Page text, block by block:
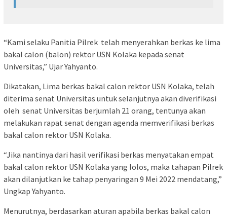
“Kami selaku Panitia Pilrek telah menyerahkan berkas ke lima
bakal calon (balon) rektor USN Kolaka kepada senat
Universitas,” Ujar Yahyanto.
Dikatakan, Lima berkas bakal calon rektor USN Kolaka, telah
diterima senat Universitas untuk selanjutnya akan diverifikasi
oleh senat Universitas berjumlah 21 orang, tentunya akan
melakukan rapat senat dengan agenda memverifikasi berkas
bakal calon rektor USN Kolaka.
“Jika nantinya dari hasil verifikasi berkas menyatakan empat
bakal calon rektor USN Kolaka yang lolos, maka tahapan Pilrek
akan dilanjutkan ke tahap penyaringan 9 Mei 2022 mendatang,”
Ungkap Yahyanto.
Menurutnya, berdasarkan aturan apabila berkas bakal calon